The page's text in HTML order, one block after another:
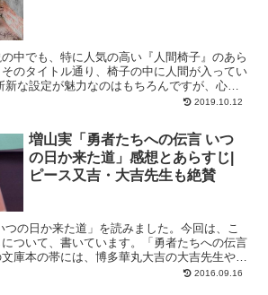
中でも、特に人気の高い『人間椅子』のあら
のタイトル通り、椅子の中に人間が入ってい
な設定が魅力なのはもちろんですが、心理
もあり、読み応えあるおすすめの作品...2019.10.12
増山実「勇者たちへの伝言 いつ
の日か来た道」感想とあらすじ|
ピース又吉・大吉先生も絶賛
つの日か来た道」を読みました。今回は、こ
ついて、書いています。「勇者たちへの伝言
庫本の帯には、博多華丸大吉の大吉先生やピ
推薦コメントが載っているので、書...2016.09.16